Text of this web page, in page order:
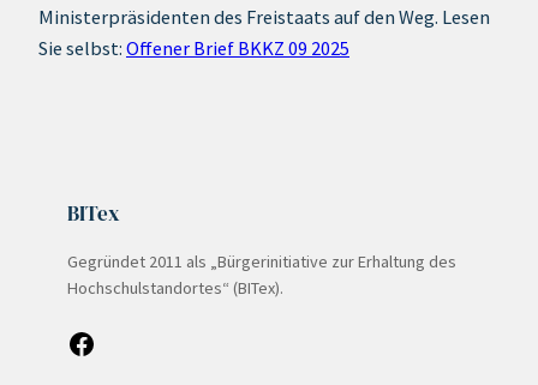
Ministerpräsidenten des Freistaats auf den Weg. Lesen
Sie selbst: Offener Brief BKKZ 09 2025
BITex
Gegründet 2011 als „Bürgerinitiative zur Erhaltung des
Hochschulstandortes“ (BITex).
Facebook